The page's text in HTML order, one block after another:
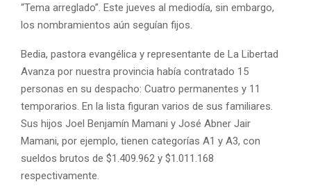
“Tema arreglado”. Este jueves al mediodía, sin embargo,
los nombramientos aún seguían fijos.
Bedia, pastora evangélica y representante de La Libertad
Avanza por nuestra provincia había contratado 15
personas en su despacho: Cuatro permanentes y 11
temporarios. En la lista figuran varios de sus familiares.
Sus hijos Joel Benjamín Mamani y José Abner Jair
Mamani, por ejemplo, tienen categorías A1 y A3, con
sueldos brutos de $1.409.962 y $1.011.168
respectivamente.